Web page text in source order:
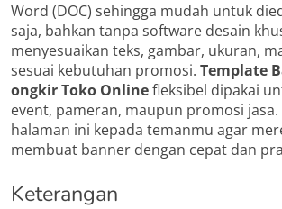
Word (DOC) sehingga mudah untuk
saja, bahkan tanpa software desain
menyesuaikan teks, gambar, ukuran,
sesuai kebutuhan promosi. Template
ongkir Toko Onlinefleksibel dipakai
event, pameran, maupun promosi jasa.
halaman ini kepada temanmu agar
membuat banner dengan cepat dan
Keterangan